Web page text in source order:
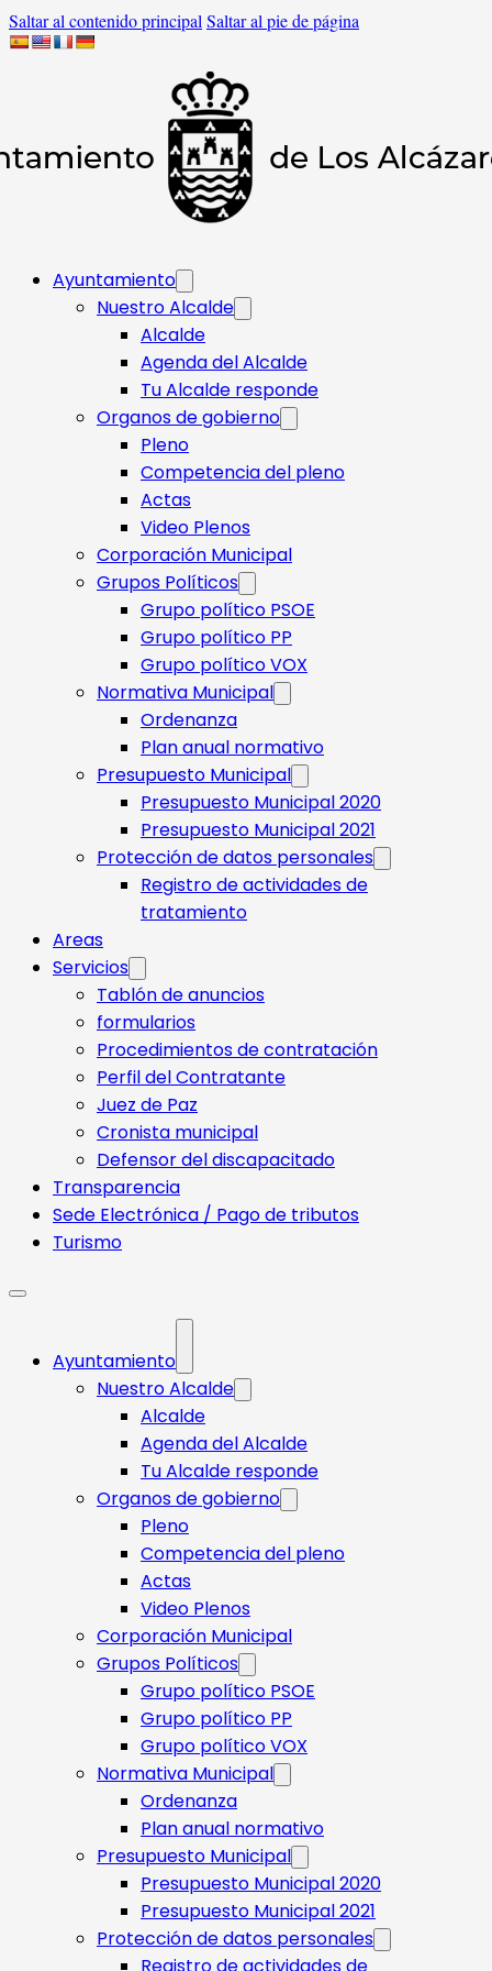
Saltar al contenido principal Saltar al pie de página
Ayuntamiento
Nuestro Alcalde
Alcalde
Agenda del Alcalde
Tu Alcalde responde​
Organos de gobierno
Pleno
Competencia del pleno
Actas
Video Plenos
Corporación Municipal
Grupos Políticos
Grupo político PSOE
Grupo político PP
Grupo político VOX
Normativa Municipal
Ordenanza
Plan anual normativo
Presupuesto Municipal
Presupuesto Municipal 2020
Presupuesto Municipal 2021
Protección de datos personales
Registro de actividades de
tratamiento
Areas
Servicios
Tablón de anuncios
formularios
Procedimientos de contratación
Perfil del Contratante
Juez de Paz
Cronista municipal
Defensor del discapacitado
Transparencia
Sede Electrónica / Pago de tributos
Turismo
Ayuntamiento
Nuestro Alcalde
Alcalde
Agenda del Alcalde
Tu Alcalde responde​
Organos de gobierno
Pleno
Competencia del pleno
Actas
Video Plenos
Corporación Municipal
Grupos Políticos
Grupo político PSOE
Grupo político PP
Grupo político VOX
Normativa Municipal
Ordenanza
Plan anual normativo
Presupuesto Municipal
Presupuesto Municipal 2020
Presupuesto Municipal 2021
Protección de datos personales